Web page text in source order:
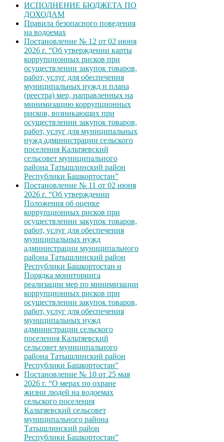
ИСПОЛНЕНИЕ БЮДЖЕТА ПО
ДОХОДАМ
Правила безопасного поведения
на водоемах
Постановление № 12 от 02 июня
2026 г. “Об утверждении карты
коррупционных рисков при
осуществлении закупок товаров,
работ, услуг для обеспечения
муниципальных нужд и плана
(реестра) мер, направленных на
минимизацию коррупционных
рисков, возникающих при
осуществлении закупок товаров,
работ, услуг для муниципальных
нужд администрации сельского
поселения Кальтяевский
сельсовет муниципального
района Татышлинский район
Республики Башкортостан”
Постановление № 11 от 02 июня
2026 г. “Об утверждении
Положения об оценке
коррупционных рисков при
осуществлении закупок товаров,
работ, услуг для обеспечения
муниципальных нужд
администрации муниципального
района Татышлинский район
Республики Башкортостан и
Порядка мониторинга
реализации мер по минимизации
коррупционных рисков при
осуществлении закупок товаров,
работ, услуг для обеспечения
муниципальных нужд
администрации сельского
поселения Кальтяевский
сельсовет муниципального
района Татышлинский район
Республики Башкортостан”
Постановление № 10 от 25 мая
2026 г. “О мерах по охране
жизни людей на водоемах
сельского поселения
Кальтяевский сельсовет
муниципального района
Татышлинский район
Республики Башкортостан”